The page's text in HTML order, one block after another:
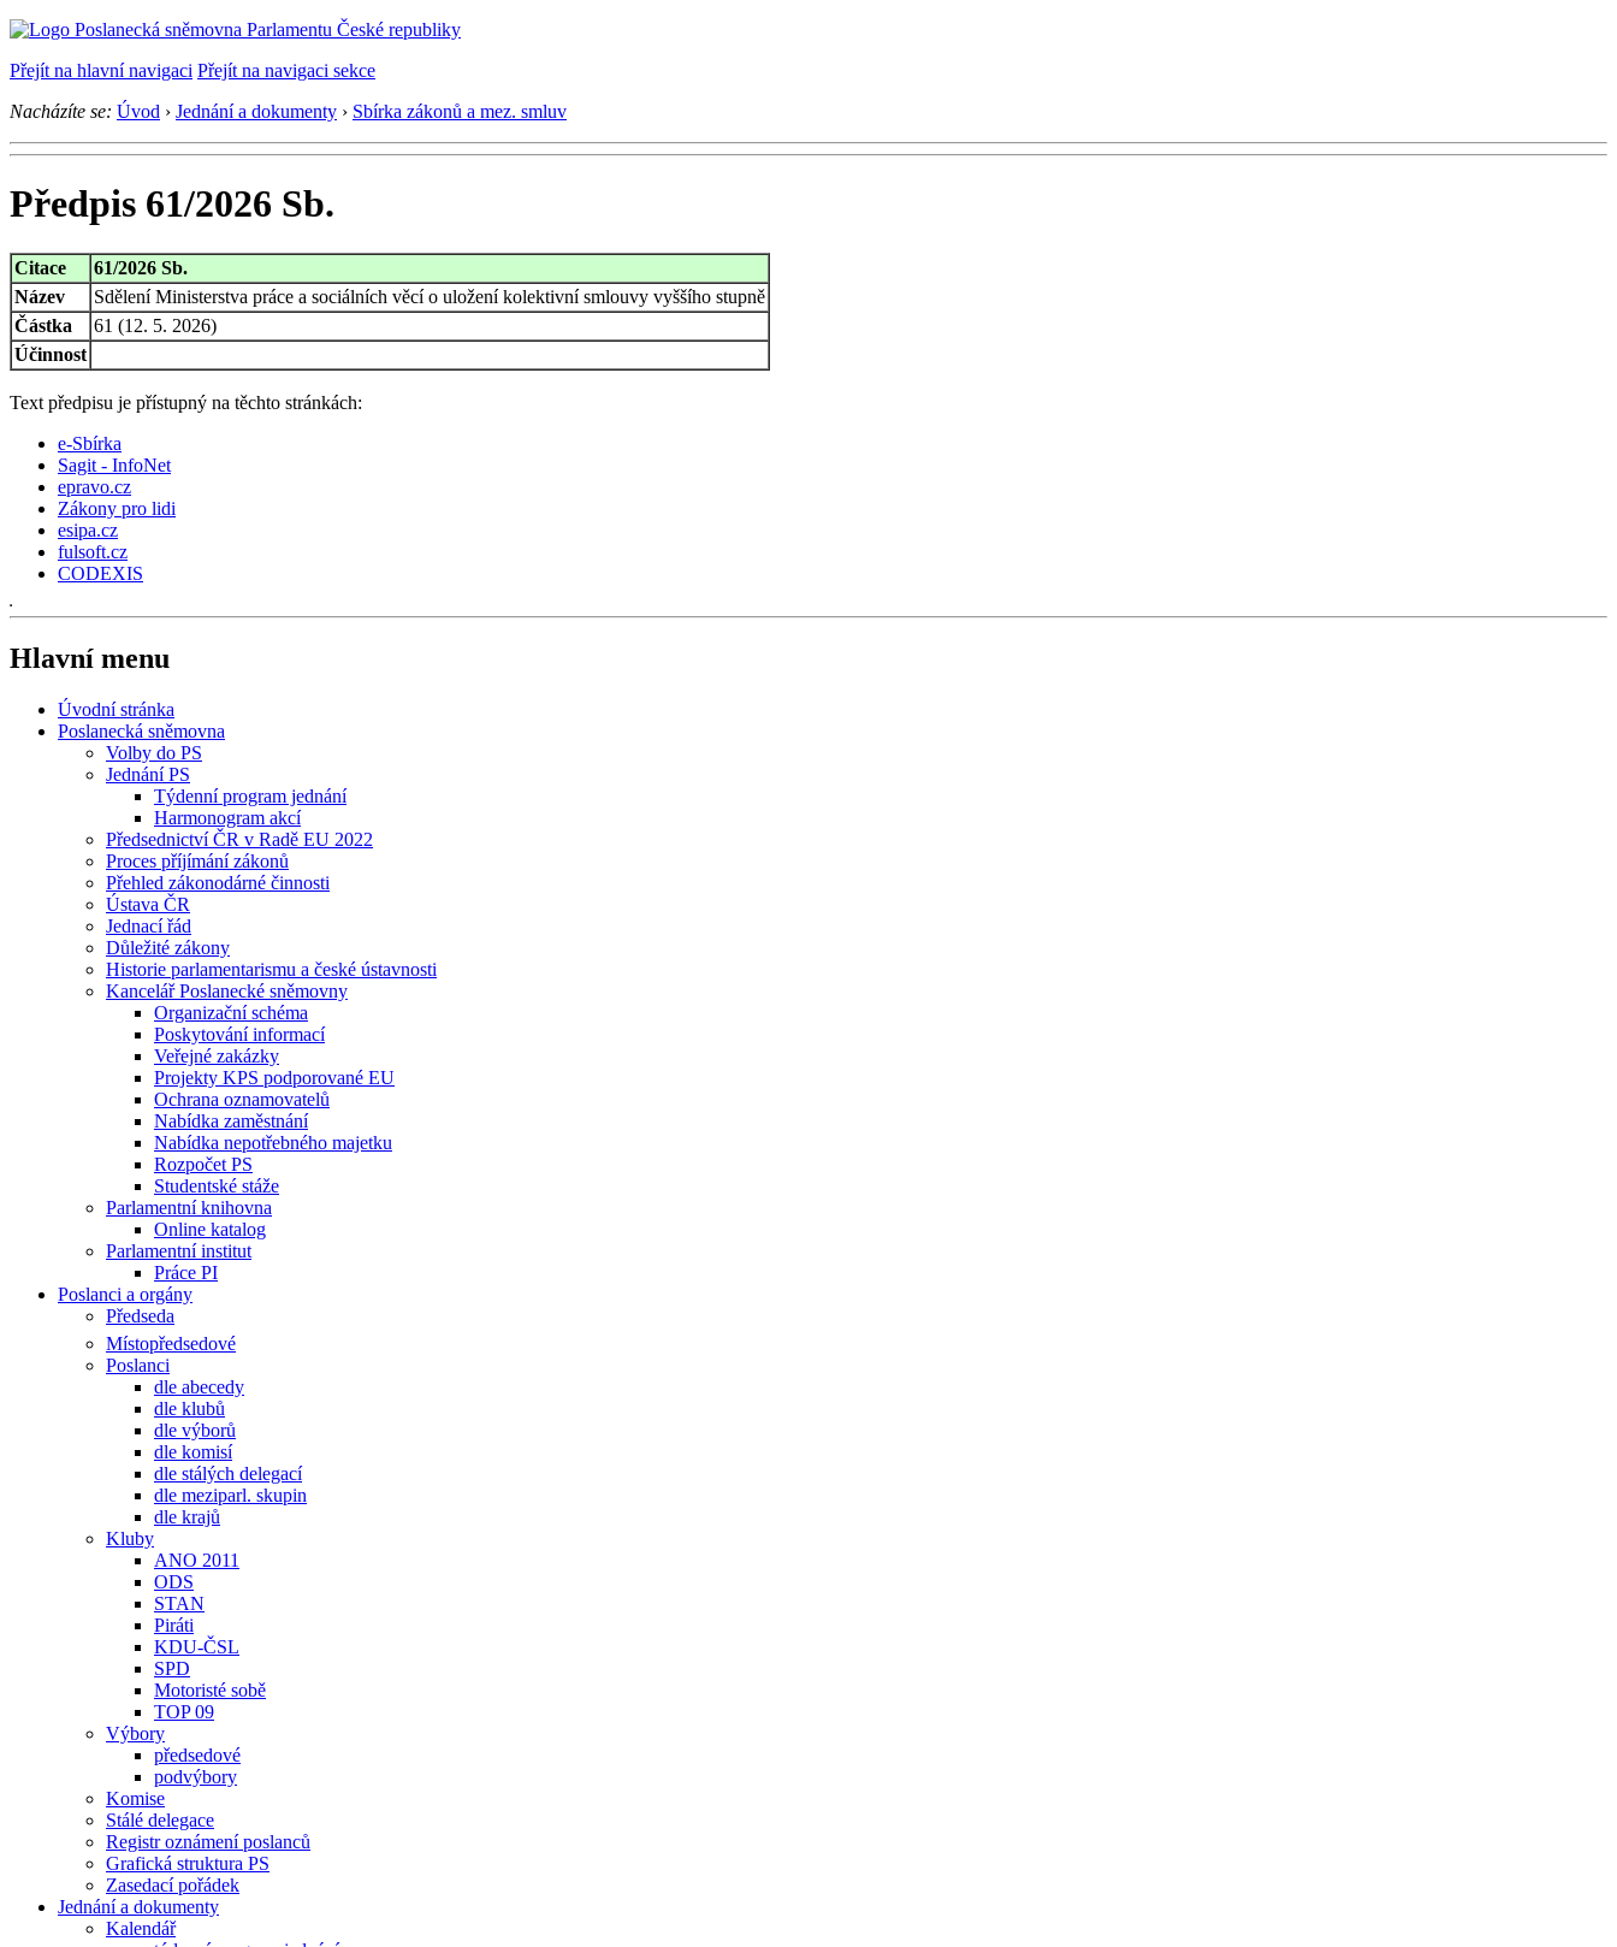
Přejít na hlavní navigaci Přejít na navigaci sekce
Nacházíte se: Úvod › Jednání a dokumenty › Sbírka zákonů a mez. smluv
Předpis 61/2026 Sb.
Citace
61/2026 Sb.
Název
Sdělení Ministerstva práce a sociálních věcí o uložení kolektivní smlouvy vyššího stupně
Částka
61 (12. 5. 2026)
Účinnost
Text předpisu je přístupný na těchto stránkách:
e-Sbírka
Sagit - InfoNet
epravo.cz
Zákony pro lidi
esipa.cz
fulsoft.cz
CODEXIS
Hlavní menu
Úvodní stránka
Poslanecká sněmovna
Volby do PS
Jednání PS
Týdenní program jednání
Harmonogram akcí
Předsednictví ČR v Radě EU 2022
Proces příjímání zákonů
Přehled zákonodárné činnosti
Ústava ČR
Jednací řád
Důležité zákony
Historie parlamentarismu a české ústavnosti
Kancelář Poslanecké sněmovny
Organizační schéma
Poskytování informací
Veřejné zakázky
Projekty KPS podporované EU
Ochrana oznamovatelů
Nabídka zaměstnání
Nabídka nepotřebného majetku
Rozpočet PS
Studentské stáže
Parlamentní knihovna
Online katalog
Parlamentní institut
Práce PI
Poslanci a orgány
Předseda
Místopředsedové
Poslanci
dle abecedy
dle klubů
dle výborů
dle komisí
dle stálých delegací
dle meziparl. skupin
dle krajů
Kluby
ANO 2011
ODS
STAN
Piráti
KDU-ČSL
SPD
Motoristé sobě
TOP 09
Výbory
předsedové
podvýbory
Komise
Stálé delegace
Registr oznámení poslanců
Grafická struktura PS
Zasedací pořádek
Jednání a dokumenty
Kalendář